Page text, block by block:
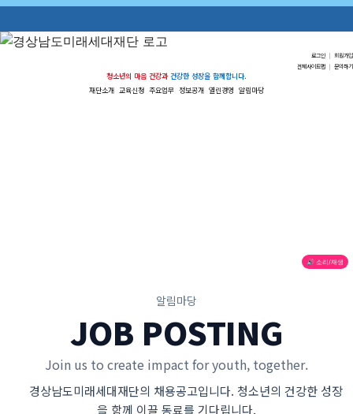
로그인 | 회원가입
전체사이트맵 | 문의하기
청소년의 마음 건강과 건강한 성장을 함께합니다.
재단소개 교육신청 주요업무 정보공개 열린경영 알림마당
🔊 소리/재생
알림마당
JOB POSTING
Join us to create impact for youth, together.
경상남도미래세대재단의 채용공고입니다. 청소년의 건강한 성장
을 함께 이끌 동료를 기다립니다.